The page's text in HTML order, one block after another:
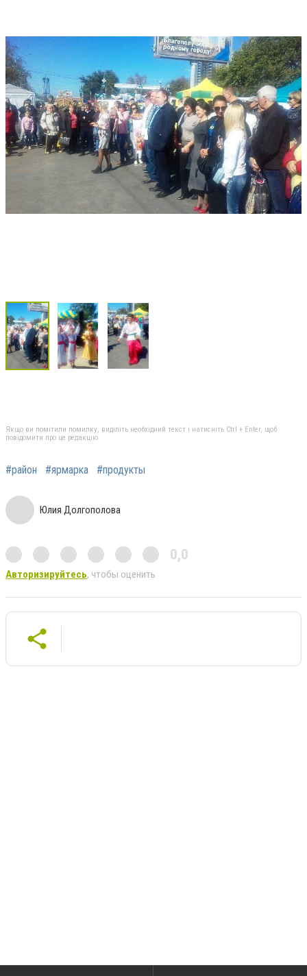
Якщо ви помітили помилку, виділіть необхідний текст і натисніть Ctrl + Enter, щоб
повідомити про це редакцію
#район #ярмарка #продукты
Юлия Долгополова
0,0
Авторизируйтесь, чтобы оценить